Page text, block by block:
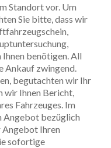
Standort vor. Um
Sie bitte, dass wir
Ihnen benötigen. All
Ankauf zwingend.
begutachten wir Ihr
wir Ihnen Bericht,
Fahrzeuges. Im
Angebot bezüglich
Angebot Ihren
sofortige